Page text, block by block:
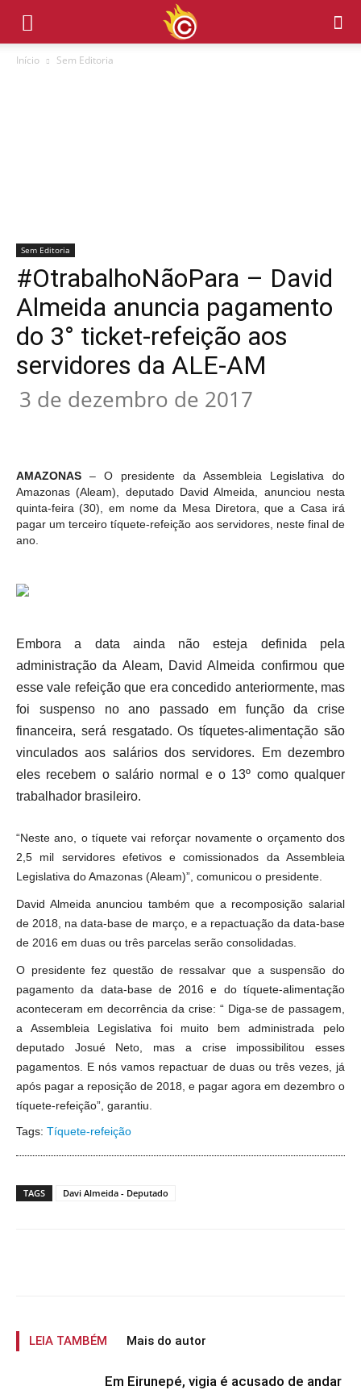
Início Sem Editoria
Sem Editoria
#OtrabalhoNãoPara – David
Almeida anuncia pagamento
do 3° ticket-refeição aos
servidores da ALE-AM
3 de dezembro de 2017
AMAZONAS – O presidente da Assembleia Legislativa do
Amazonas (Aleam), deputado David Almeida, anunciou nesta
quinta-feira (30), em nome da Mesa Diretora, que a Casa irá
pagar um terceiro tíquete-refeição aos servidores, neste final de
ano.
Embora a data ainda não esteja definida pela
administração da Aleam, David Almeida confirmou que
esse vale refeição que era concedido anteriormente, mas
foi suspenso no ano passado em função da crise
financeira, será resgatado. Os tíquetes-alimentação são
vinculados aos salários dos servidores. Em dezembro
eles recebem o salário normal e o 13º como qualquer
trabalhador brasileiro.
“Neste ano, o tíquete vai reforçar novamente o orçamento dos
2,5 mil servidores efetivos e comissionados da Assembleia
Legislativa do Amazonas (Aleam)”, comunicou o presidente.
David Almeida anunciou também que a recomposição salarial
de 2018, na data-base de março, e a repactuação da data-base
de 2016 em duas ou três parcelas serão consolidadas.
O presidente fez questão de ressalvar que a suspensão do
pagamento da data-base de 2016 e do tíquete-alimentação
aconteceram em decorrência da crise: “ Diga-se de passagem,
a Assembleia Legislativa foi muito bem administrada pelo
deputado Josué Neto, mas a crise impossibilitou esses
pagamentos. E nós vamos repactuar de duas ou três vezes, já
após pagar a reposição de 2018, e pagar agora em dezembro o
tíquete-refeição”, garantiu.
Tags: Tíquete-refeição
TAGS Davi Almeida - Deputado
LEIA TAMBÉM Mais do autor
Em Eirunepé, vigia é acusado de andar